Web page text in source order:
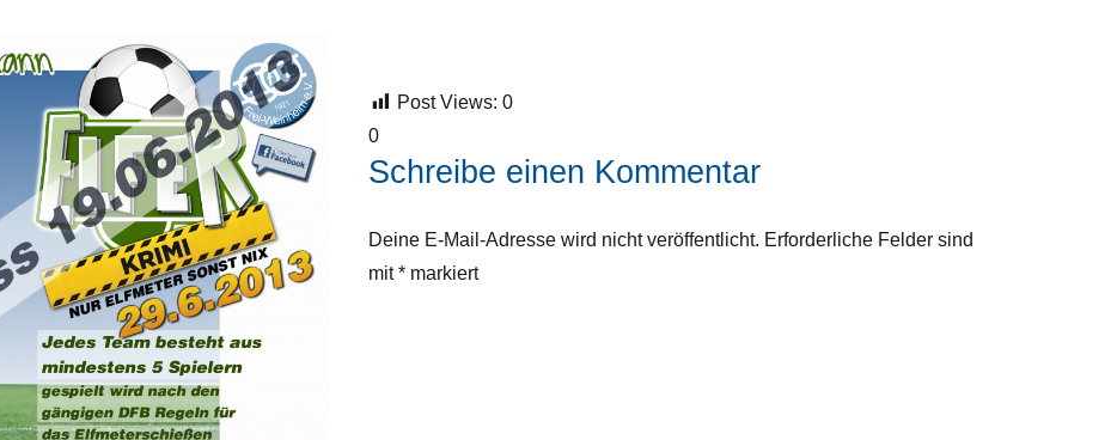
Post Views: 0
0
Schreibe einen Kommentar
Deine E-Mail-Adresse wird nicht veröffentlicht. Erforderliche Felder sind
mit* markiert